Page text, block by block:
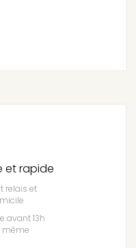
et rapide
relais et
avant 13h
même